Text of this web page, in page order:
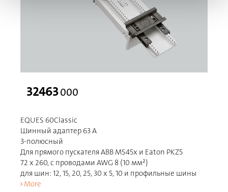
32463000
EQUES 60Classic
Шинный адаптер 63 A
3-полюсный
Для прямого пускателя ABB MS45x и Eaton PKZ5
72 x 260, с проводами AWG 8 (10 мм²)
для шин: 12, 15, 20, 25, 30 x 5, 10 и профильные шины
More